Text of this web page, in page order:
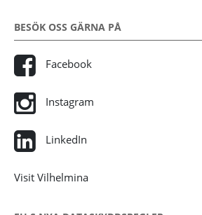
BESÖK OSS GÄRNA PÅ
Facebook
Instagram
LinkedIn
Visit Vilhelmina